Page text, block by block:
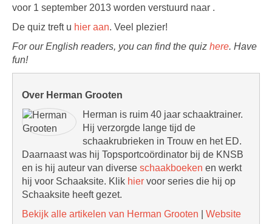
voor 1 september 2013 worden verstuurd naar .
De quiz treft u hier aan. Veel plezier!
For our English readers, you can find the quiz here. Have
fun!
Over Herman Grooten
Herman is ruim 40 jaar schaaktrainer.
Hij verzorgde lange tijd de
schaakrubrieken in Trouw en het ED.
Daarnaast was hij Topsportcoördinator bij de KNSB
en is hij auteur van diverse schaakboeken en werkt
hij voor Schaaksite. Klik hier voor series die hij op
Schaaksite heeft gezet.
Bekijk alle artikelen van Herman Grooten
Website